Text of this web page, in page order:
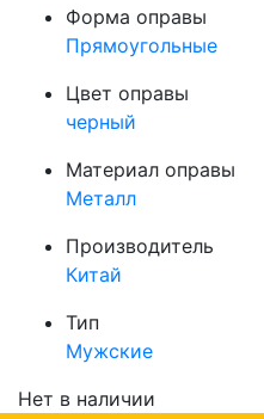
Форма оправы
Прямоугольные
Цвет оправы
черный
Материал оправы
Металл
Производитель
Китай
Тип
Мужские
Нет в наличии